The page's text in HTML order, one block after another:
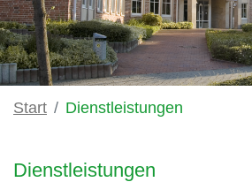
Start Dienstleistungen
Dienstleistungen